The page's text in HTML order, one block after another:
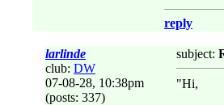
reply
larlinde
club: DW
07-08-28, 10:38pm
(posts: 337)
subject:
"Hi,